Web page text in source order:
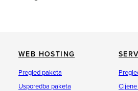
WEB HOSTING
Pregled paketa
Usporedba paketa